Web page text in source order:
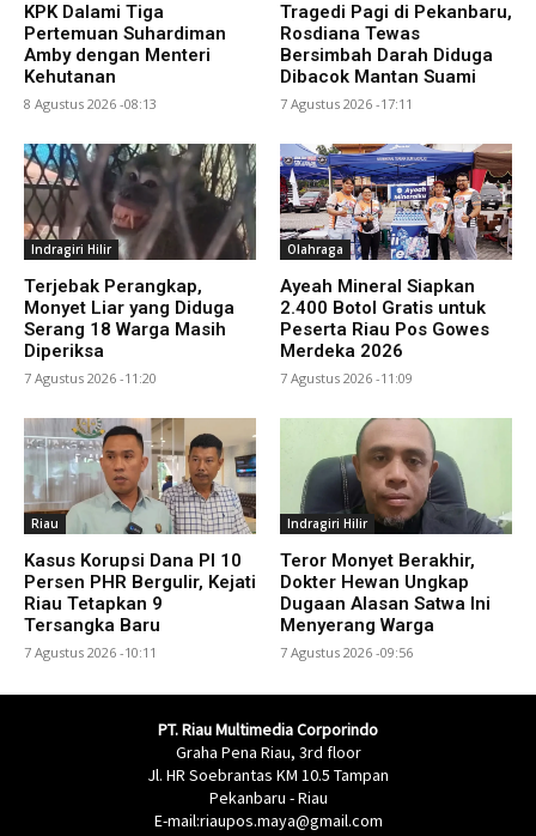
KPK Dalami Tiga
Pertemuan Suhardiman
Amby dengan Menteri
Kehutanan
8 Agustus 2026 -08:13
Tragedi Pagi di Pekanbaru,
Rosdiana Tewas
Bersimbah Darah Diduga
Dibacok Mantan Suami
7 Agustus 2026 -17:11
Indragiri Hilir
Terjebak Perangkap,
Monyet Liar yang Diduga
Serang 18 Warga Masih
Diperiksa
7 Agustus 2026 -11:20
Olahraga
Ayeah Mineral Siapkan
2.400 Botol Gratis untuk
Peserta Riau Pos Gowes
Merdeka 2026
7 Agustus 2026 -11:09
Riau
Kasus Korupsi Dana PI 10
Persen PHR Bergulir, Kejati
Riau Tetapkan 9
Tersangka Baru
7 Agustus 2026 -10:11
Indragiri Hilir
Teror Monyet Berakhir,
Dokter Hewan Ungkap
Dugaan Alasan Satwa Ini
Menyerang Warga
7 Agustus 2026 -09:56
PT. Riau Multimedia Corporindo
Graha Pena Riau, 3rd floor
Jl. HR Soebrantas KM 10.5 Tampan
Pekanbaru - Riau
E-mail:riaupos.maya@gmail.com